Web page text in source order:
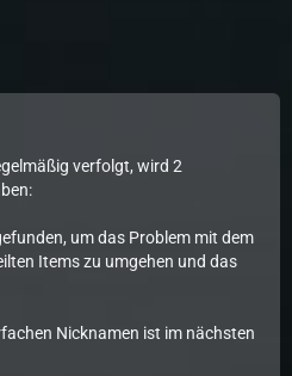
verfolgt, wird 2
um das Problem mit dem
Items zu umgehen und das
Nicknamen ist im nächsten